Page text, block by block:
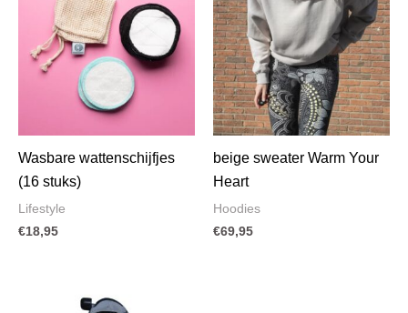
Wasbare wattenschijfjes
(16 stuks)
Lifestyle
€18,95
beige sweater Warm Your
Heart
Hoodies
€69,95